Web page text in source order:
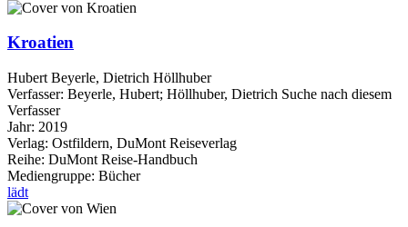
Kroatien
Hubert Beyerle, Dietrich Höllhuber
Verfasser: Beyerle, Hubert; Höllhuber, Dietrich Suche nach diesem
Verfasser
Jahr: 2019
Verlag: Ostfildern, DuMont Reiseverlag
Reihe: DuMont Reise-Handbuch
Mediengruppe: Bücher
lädt